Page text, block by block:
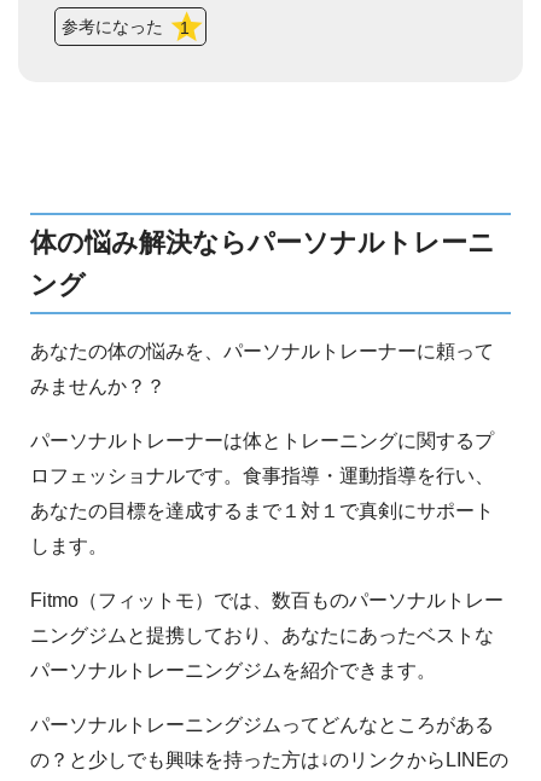
参考になった 1
体の悩み解決ならパーソナルトレーニ
ング
あなたの体の悩みを、パーソナルトレーナーに頼って
みませんか？？
パーソナルトレーナーは体とトレーニングに関するプ
ロフェッショナルです。食事指導・運動指導を行い、
あなたの目標を達成するまで１対１で真剣にサポート
します。
Fitmo（フィットモ）では、数百ものパーソナルトレー
ニングジムと提携しており、あなたにあったベストな
パーソナルトレーニングジムを紹介できます。
パーソナルトレーニングジムってどんなところがある
の？と少しでも興味を持った方は↓のリンクからLINEの